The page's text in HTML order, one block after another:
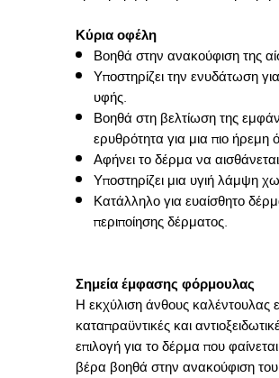
Κύρια οφέλη
Βοηθά στην ανακούφιση της
Υποστηρίζει την ενυδάτωση
υφής.
Βοηθά στη βελτίωση της
ερυθρότητα για μια πιο ήρεμη
Αφήνει το δέρμα να
Υποστηρίζει μια υγιή λάμψη
Κατάλληλο για ευαίσθητο
περιποίησης δέρματος.
Σημεία έμφασης φόρμουλας
Η εκχύλιση άνθους καλέντουλας
καταπραϋντικές και
επιλογή για το δέρμα που
βέρα βοηθά στην ανακούφιση